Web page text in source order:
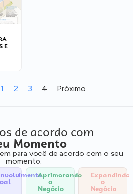
E
1 2 3 4 Próximo
de acordo com
Momento
para você de acordo com o seu
momento:
Aprimorando
o
Negócio
Expandindo
o
Negócio